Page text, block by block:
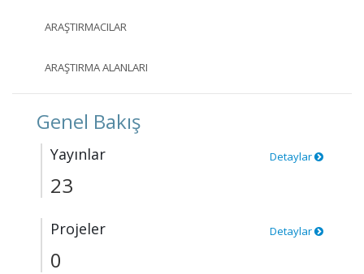
ARAŞTIRMACILAR
ARAŞTIRMA ALANLARI
Genel Bakış
Yayınlar Detaylar
23
Projeler Detaylar
0